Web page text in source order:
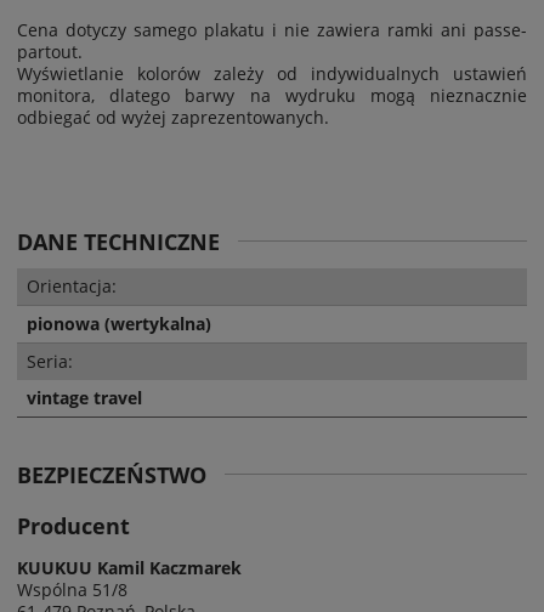
Cena dotyczy samego plakatu i nie zawiera ramki ani passe-
partout.
Wyświetlanie kolorów zależy od indywidualnych ustawień
monitora, dlatego barwy na wydruku mogą nieznacznie
odbiegać od wyżej zaprezentowanych.
DANE TECHNICZNE
Orientacja:
pionowa (wertykalna)
Seria:
vintage travel
BEZPIECZEŃSTWO
Producent
KUUKUU Kamil Kaczmarek
Wspólna 51/8